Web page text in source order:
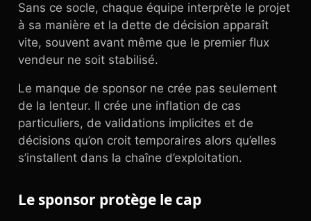
Sans ce socle, chaque équipe interprète le projet
à sa manière et la dette de décision apparaît
vite, souvent avant même que le premier flux
vendeur ne soit stabilisé.
Le manque de sponsor ne crée pas seulement
de la lenteur. Il crée une inflation de cas
particuliers, de validations implicites et de
décisions qu’on croit temporaires alors qu’elles
s’installent dans la chaîne d’exploitation.
Le sponsor protège le cap